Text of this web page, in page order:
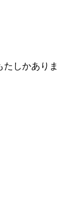
しかありま